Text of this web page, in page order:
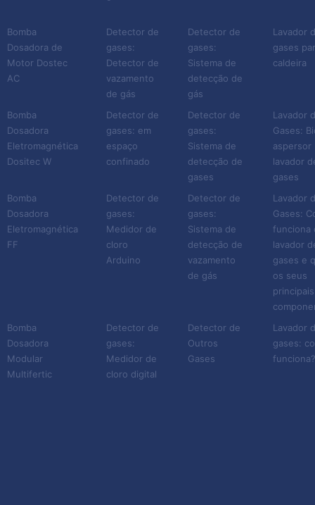
Bomba
Dosadora de
Motor Dostec
AC
Bomba
Dosadora
Eletromagnética
Dositec W
Bomba
Dosadora
Eletromagnética
FF
Bomba
Dosadora
Modular
Multifertic
Detector de
gases:
Detector de
vazamento
de gás
Detector de
gases: em
espaço
confinado
Detector de
gases:
Medidor de
cloro
Arduino
Detector de
gases:
Medidor de
cloro digital
Detector de
gases:
Sistema de
detecção de
gás
Detector de
gases:
Sistema de
detecção de
gases
Detector de
gases:
Sistema de
detecção de
vazamento
de gás
Detector de
Outros
Gases
Lavador
gases
caldeira
Lavador
Gases:
aspersor
lavador
gases
Lavador
Gases:
funciona
lavador
gases e
os seus
principais
Lavador
gases:
funciona?